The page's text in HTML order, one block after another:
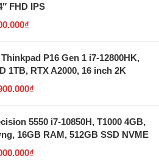
FHD IPS
₫
P16 Gen 1 i7-12800HK,
1TB, RTX A2000, 16 inch 2K
₫
5550 i7-10850H, T1000 4GB,
16GB RAM, 512GB SSD NVME
₫